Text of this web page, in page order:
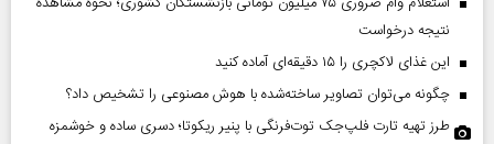
نتیجه درخواست
این غذای لاکچری را ۱۵ دقیقه‌ای آماده کنید
چگونه می‌توان تصاویر ساخته‌شده با هوش مصنوعی را تشخیص داد؟
طرز تهیه تارت فلپ‌جک توت‌فرنگی با پنیر ریکوتا؛ دسری ساده و خوشمزه